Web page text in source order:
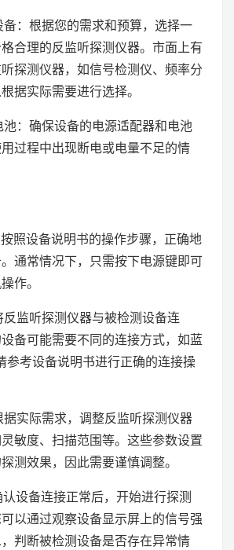
：根据您的需求和预算，选择一
合理的反监听探测仪器。市面上有
探测仪器，如信号检测仪、频率分
据实际需要进行选择。
：确保设备的电源适配器和电池
过程中出现断电或电量不足的情
照设备说明书的操作步骤，正确地
通常情况下，只需按下电源键即可
作。
监听探测仪器与被检测设备连
备可能需要不同的连接方式，如蓝
参考设备说明书进行正确的连接操
实际需求，调整反监听探测仪器
敏度、扫描范围等。这些参数设置
测效果，因此需要谨慎调整。
设备连接正常后，开始进行探测
以通过观察设备显示屏上的信号强
判断被检测设备是否存在异常情